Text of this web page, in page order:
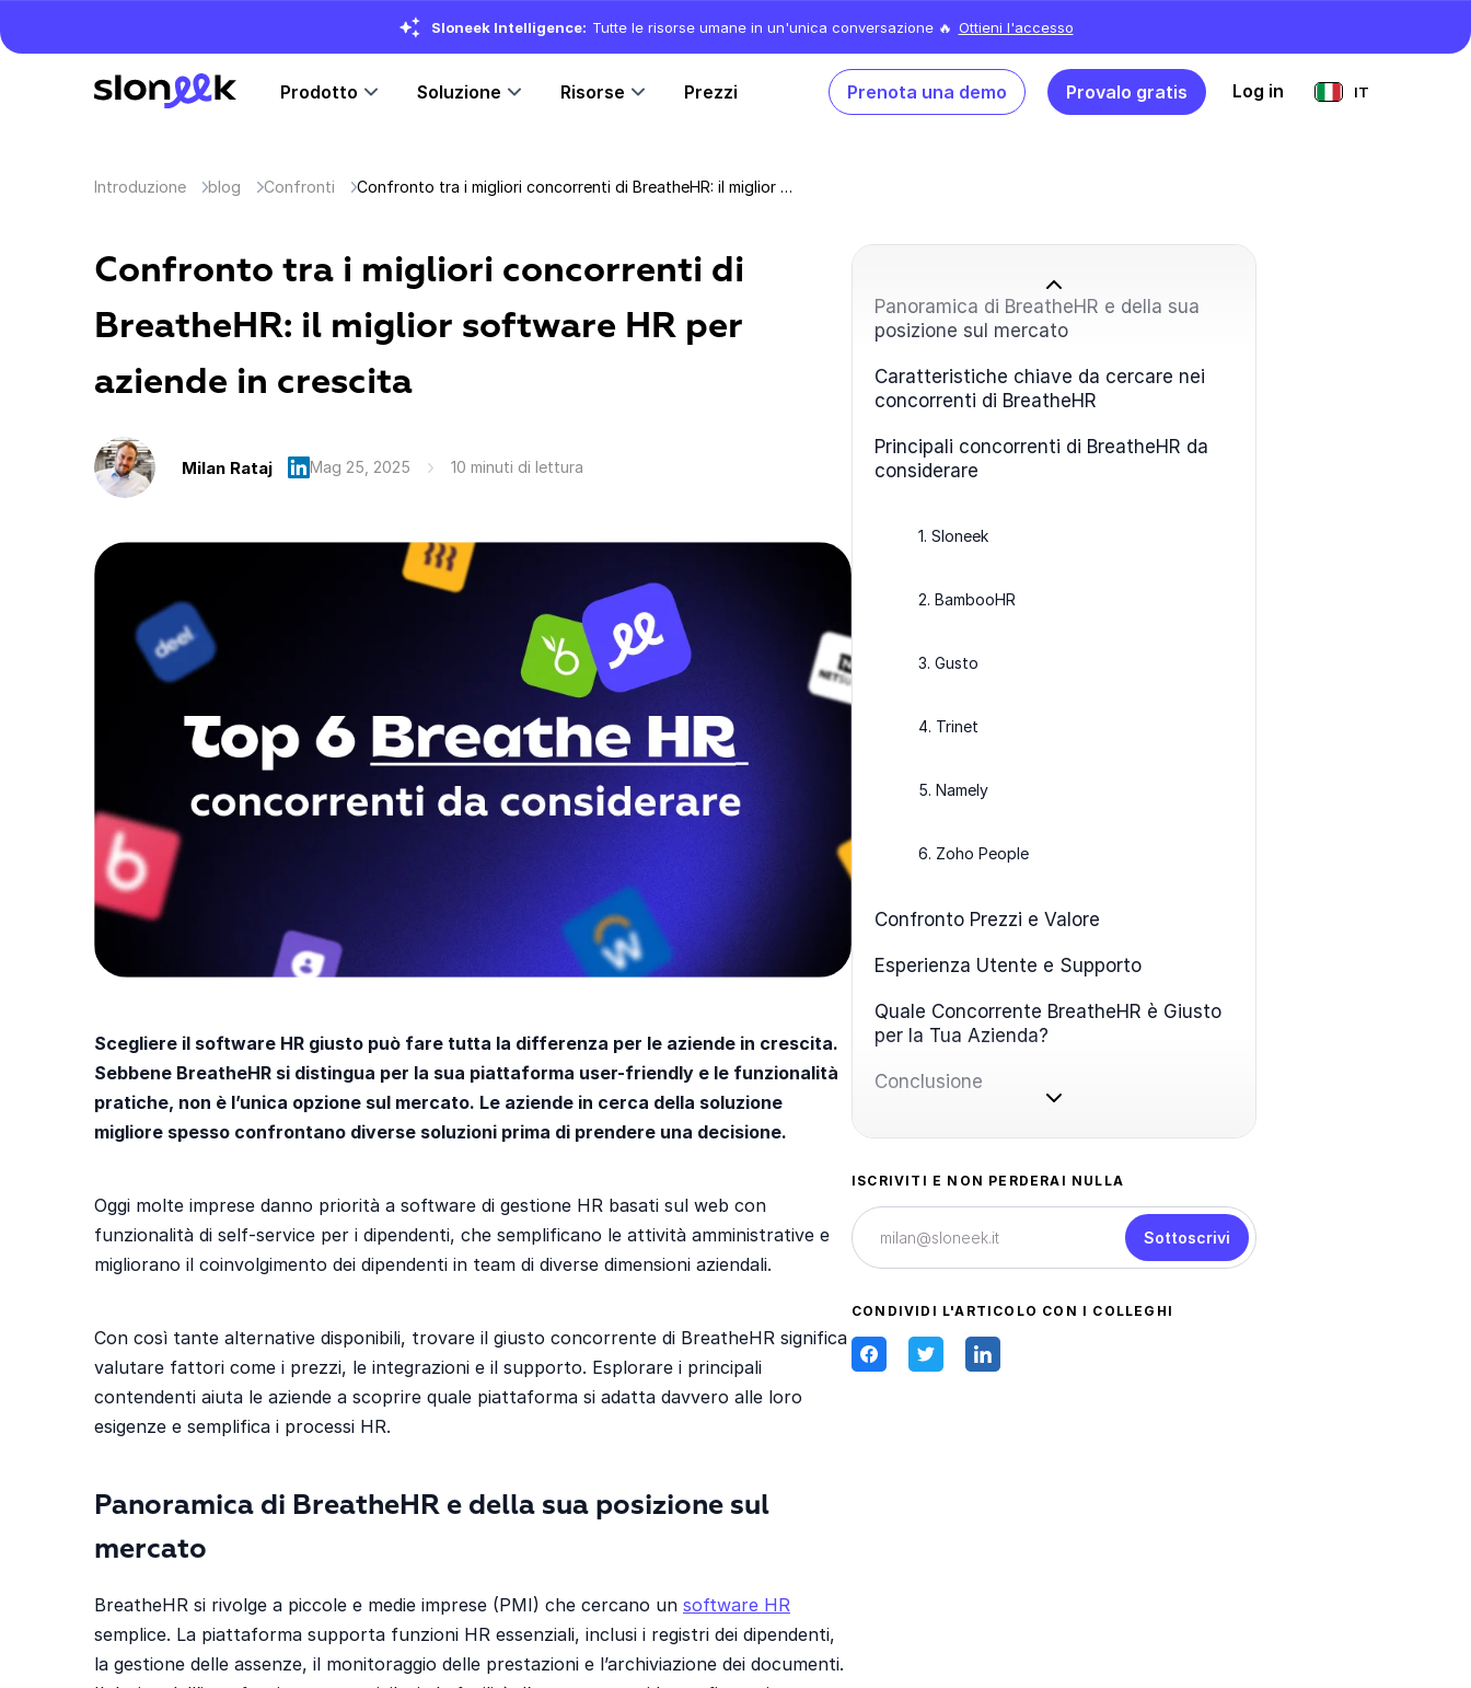
Sloneek Intelligence: Tutte le risorse umane in un'unica conversazione 🔥 Ottieni l'accesso
Prodotto Soluzione Risorse Prezzi Prenota una demo Provalo gratis Log in IT
Introduzione blog Confronti Confronto tra i migliori concorrenti di BreatheHR: il miglior software HR per aziende in crescita
Confronto tra i migliori concorrenti di
BreatheHR: il miglior software HR per
aziende in crescita
Milan Rataj Mag 25, 2025 10 minuti di lettura
Scegliere il software HR giusto può fare tutta la differenza per le aziende in crescita.
Sebbene BreatheHR si distingua per la sua piattaforma user-friendly e le funzionalità
pratiche, non è l’unica opzione sul mercato. Le aziende in cerca della soluzione
migliore spesso confrontano diverse soluzioni prima di prendere una decisione.
Oggi molte imprese danno priorità a software di gestione HR basati sul web con
funzionalità di self-service per i dipendenti, che semplificano le attività amministrative e
migliorano il coinvolgimento dei dipendenti in team di diverse dimensioni aziendali.
Con così tante alternative disponibili, trovare il giusto concorrente di BreatheHR significa
valutare fattori come i prezzi, le integrazioni e il supporto. Esplorare i principali
contendenti aiuta le aziende a scoprire quale piattaforma si adatta davvero alle loro
esigenze e semplifica i processi HR.
Panoramica di BreatheHR e della sua posizione sul
mercato
BreatheHR si rivolge a piccole e medie imprese (PMI) che cercano un software HR
semplice. La piattaforma supporta funzioni HR essenziali, inclusi i registri dei dipendenti,
la gestione delle assenze, il monitoraggio delle prestazioni e l’archiviazione dei documenti.
Panoramica di BreatheHR e della sua
posizione sul mercato
Caratteristiche chiave da cercare nei
concorrenti di BreatheHR
Principali concorrenti di BreatheHR da
considerare
1. Sloneek
2. BambooHR
3. Gusto
4. Trinet
5. Namely
6. Zoho People
Confronto Prezzi e Valore
Esperienza Utente e Supporto
Quale Concorrente BreatheHR è Giusto
per la Tua Azienda?
Conclusione
ISCRIVITI E NON PERDERAI NULLA
Sottoscrivi
CONDIVIDI L'ARTICOLO CON I COLLEGHI